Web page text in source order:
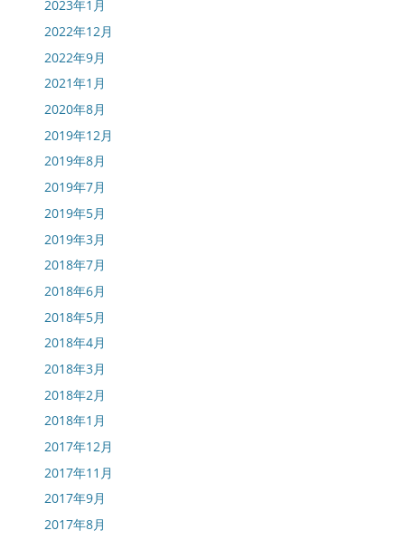
2023年1月
2022年12月
2022年9月
2021年1月
2020年8月
2019年12月
2019年8月
2019年7月
2019年5月
2019年3月
2018年7月
2018年6月
2018年5月
2018年4月
2018年3月
2018年2月
2018年1月
2017年12月
2017年11月
2017年9月
2017年8月